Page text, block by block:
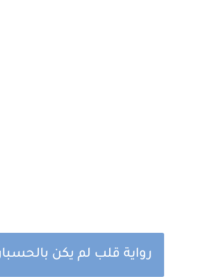
رواية قلب لم يكن